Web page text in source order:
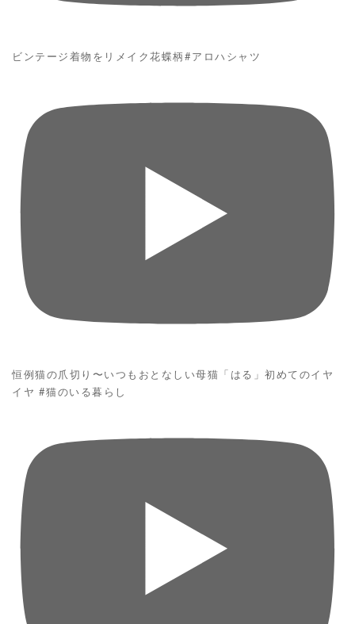
ビンテージ着物をリメイク花蝶柄#アロハシャツ
恒例猫の爪切り〜いつもおとなしい母猫「はる」初めてのイヤ
イヤ #猫のいる暮らし